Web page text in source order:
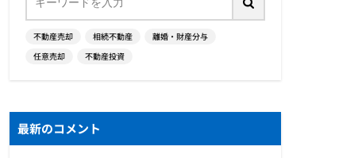
不動産売却 相続不動産
離婚・財産分与
任意売却
不動産投資
最新のコメント